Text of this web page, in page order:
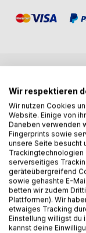
Sie suchen nach
liebevollen Hand:
Dabei erleben sie
schließen neue
aber auch in
Freddy Leon
um dort seine
Nicht wegen der
Wetters, sondern
Cathouse"
Wir respektieren
Wir nutzen Cookies
Website. Einige von
Daneben verwenden
Fingerprints sowie
unsere Seite besucht
serverseitiges
geräteübergreifend
sowie gehashte E-
betten wir zudem
Plattformen). Wir
etwaiges Tracking
Einstellung willigst du
kannst deine